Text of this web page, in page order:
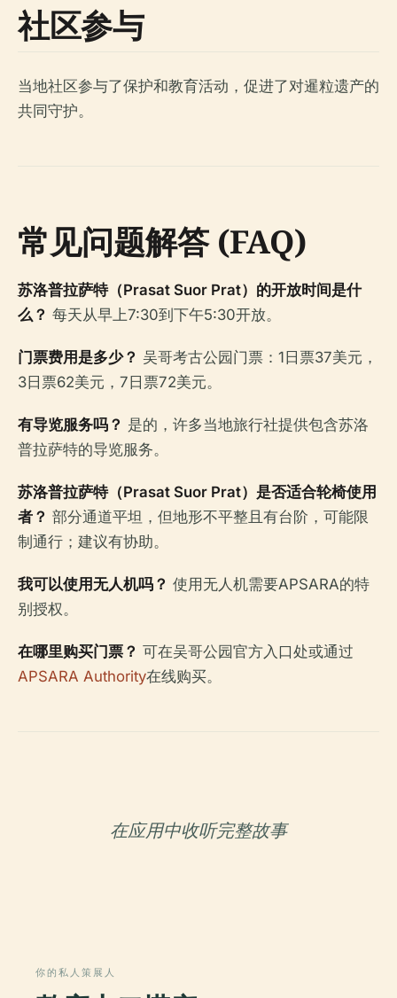
社区参与
当地社区参与了保护和教育活动，促进了对暹粒遗产的
共同守护。
常见问题解答 (FAQ)
苏洛普拉萨特（Prasat Suor Prat）的开放时间是什
么？ 每天从早上7:30到下午5:30开放。
门票费用是多少？ 吴哥考古公园门票：1日票37美元，
3日票62美元，7日票72美元。
有导览服务吗？ 是的，许多当地旅行社提供包含苏洛
普拉萨特的导览服务。
苏洛普拉萨特（Prasat Suor Prat）是否适合轮椅使用
者？ 部分通道平坦，但地形不平整且有台阶，可能限
制通行；建议有协助。
我可以使用无人机吗？ 使用无人机需要APSARA的特
别授权。
在哪里购买门票？ 可在吴哥公园官方入口处或通过
APSARA Authority在线购买。
在应用中收听完整故事
你的私人策展人